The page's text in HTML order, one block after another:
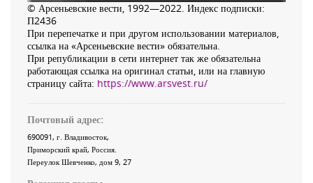
© Арсеньевские вести, 1992—2022. Индекс подписки:
П2436
При перепечатке и при другом использовании материалов,
ссылка на «Арсеньевские вести» обязательна.
При републикации в сети интернет так же обязательна
работающая ссылка на оригинал статьи, или на главную
страницу сайта: https://www.arsvest.ru/
Почтовый адрес:
690091, г. Владивосток,
Приморский край, Россия
Переулок Шевченко, дом 9, 27